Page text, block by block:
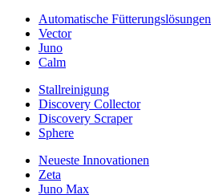
Automatische Fütterungslösungen
Vector
Juno
Calm
Stallreinigung
Discovery Collector
Discovery Scraper
Sphere
Neueste Innovationen
Zeta
Juno Max